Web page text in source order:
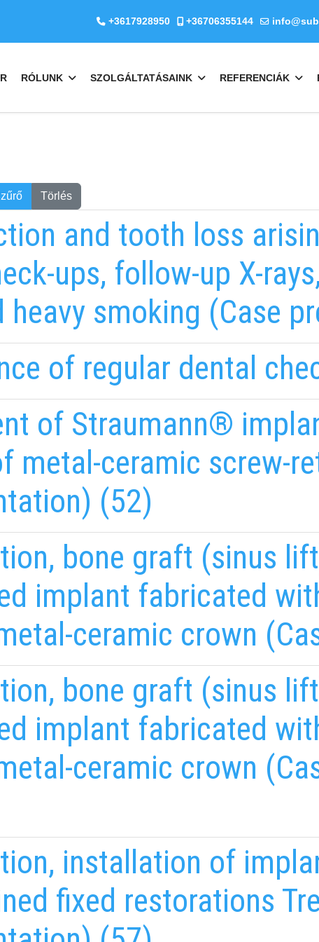
+3617928950 +36706355144
RÓLUNK SZOLGÁLTATÁSAINK REFERENCIÁK
Törlés
and tooth loss
ups, follow-up X-
heavy smoking (Case
of regular dental
of Straumann®
metal-ceramic screw-
(52)
bone graft (sinus
implant fabricated
ceramic crown
bone graft (sinus
implant fabricated
ceramic crown
installation of
fixed restorations
fa-
fa-